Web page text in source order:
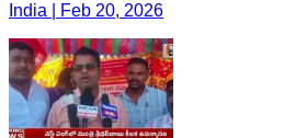
India | Feb 20, 2026